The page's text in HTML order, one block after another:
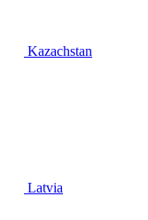
Kazachstan
Latvia